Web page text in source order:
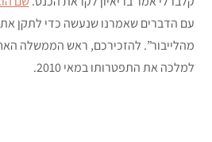
עם הדברים שאמרנו שנעשה כדי לתקן את
מהלייבור”. להזכירכם, ראש הממשלה
למלכה את התפטרותו במאי 2010.